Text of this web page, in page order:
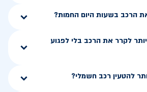
הרכב בשעות היום החמות?
לקרר את הרכב בלי לפגוע
להטעין רכב חשמלי?